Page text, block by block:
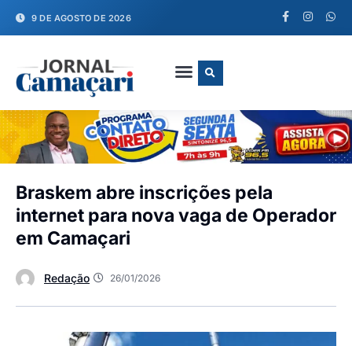
9 DE AGOSTO DE 2026
Braskem abre inscrições pela
internet para nova vaga de Operador
em Camaçari
Redação 26/01/2026